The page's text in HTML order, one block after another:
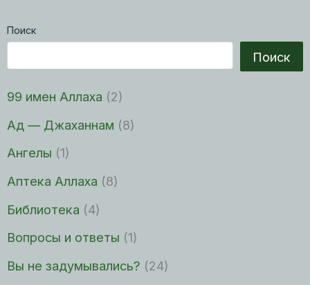
Поиск
Поиск
99 имен Аллаха (2)
Ад — Джаханнам (8)
Ангелы (1)
Аптека Аллаха (8)
Библиотека (4)
Вопросы и ответы (1)
Вы не задумывались? (24)